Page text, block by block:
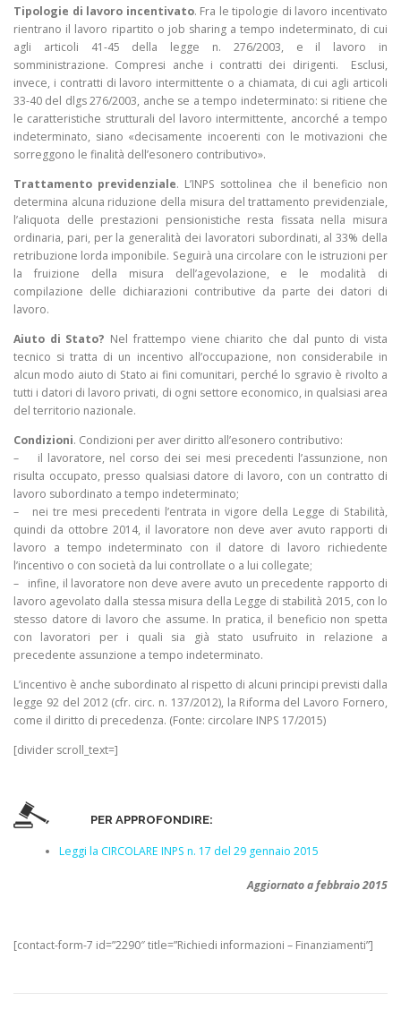
Tipologie di lavoro incentivato. Fra le tipologie di lavoro incentivato
rientrano il lavoro ripartito o job sharing a tempo indeterminato, di cui
agli articoli 41-45 della legge n. 276/2003, e il lavoro in
somministrazione. Compresi anche i contratti dei dirigenti. Esclusi,
invece, i contratti di lavoro intermittente o a chiamata, di cui agli articoli
33-40 del dlgs 276/2003, anche se a tempo indeterminato: si ritiene che
le caratteristiche strutturali del lavoro intermittente, ancorché a tempo
indeterminato, siano «decisamente incoerenti con le motivazioni che
sorreggono le finalità dell’esonero contributivo».
Trattamento previdenziale. L’INPS sottolinea che il beneficio non
determina alcuna riduzione della misura del trattamento previdenziale,
l’aliquota delle prestazioni pensionistiche resta fissata nella misura
ordinaria, pari, per la generalità dei lavoratori subordinati, al 33% della
retribuzione lorda imponibile. Seguirà una circolare con le istruzioni per
la fruizione della misura dell’agevolazione, e le modalità di
compilazione delle dichiarazioni contributive da parte dei datori di
lavoro.
Aiuto di Stato? Nel frattempo viene chiarito che dal punto di vista
tecnico si tratta di un incentivo all’occupazione, non considerabile in
alcun modo aiuto di Stato ai fini comunitari, perché lo sgravio è rivolto a
tutti i datori di lavoro privati, di ogni settore economico, in qualsiasi area
del territorio nazionale.
Condizioni. Condizioni per aver diritto all’esonero contributivo:
– il lavoratore, nel corso dei sei mesi precedenti l’assunzione, non
risulta occupato, presso qualsiasi datore di lavoro, con un contratto di
lavoro subordinato a tempo indeterminato;
– nei tre mesi precedenti l’entrata in vigore della Legge di Stabilità,
quindi da ottobre 2014, il lavoratore non deve aver avuto rapporti di
lavoro a tempo indeterminato con il datore di lavoro richiedente
l’incentivo o con società da lui controllate o a lui collegate;
– infine, il lavoratore non deve avere avuto un precedente rapporto di
lavoro agevolato dalla stessa misura della Legge di stabilità 2015, con lo
stesso datore di lavoro che assume. In pratica, il beneficio non spetta
con lavoratori per i quali sia già stato usufruito in relazione a
precedente assunzione a tempo indeterminato.
L’incentivo è anche subordinato al rispetto di alcuni principi previsti dalla
legge 92 del 2012 (cfr. circ. n. 137/2012), la Riforma del Lavoro Fornero,
come il diritto di precedenza. (Fonte: circolare INPS 17/2015)
[divider scroll_text=]
PER APPROFONDIRE:
Leggi la CIRCOLARE INPS n. 17 del 29 gennaio 2015
Aggiornato a febbraio 2015
[contact-form-7 id=”2290″ title=”Richiedi informazioni – Finanziamenti”]